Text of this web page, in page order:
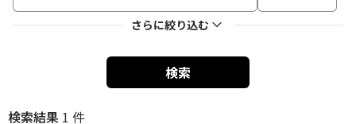
さらに絞り込む
検索
検索結果 1 件